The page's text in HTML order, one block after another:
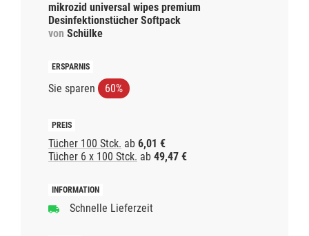
mikrozid universal wipes premium
Desinfektionstücher Softpack
von Schülke
Sie sparen 60%
Tücher 100 Stck. ab 6,01 €
Tücher 6 x 100 Stck. ab 49,47 €
Schnelle Lieferzeit